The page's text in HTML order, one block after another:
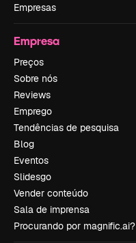
Empresas
Empresa
Preços
Sobre nós
Reviews
Emprego
Tendências de pesquisa
Blog
Eventos
Slidesgo
Vender conteúdo
Sala de imprensa
Procurando por magnific.ai?